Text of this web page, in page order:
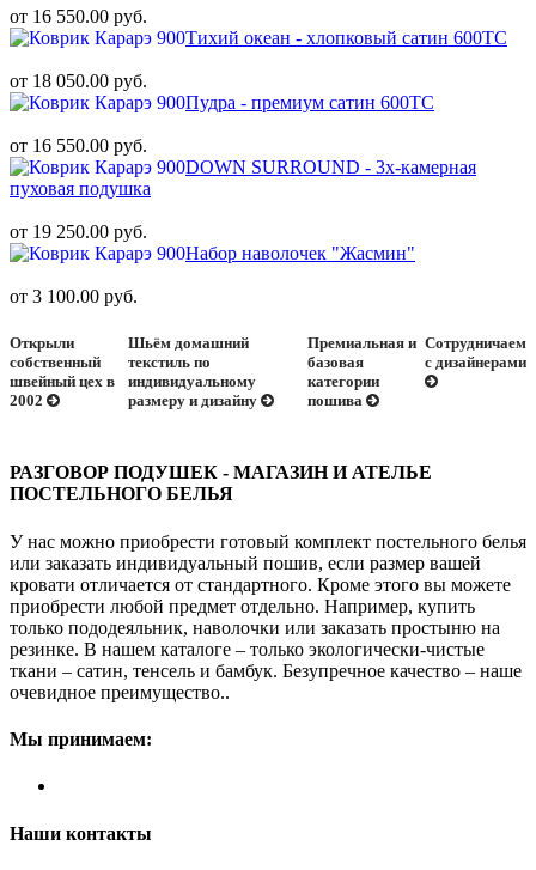
от 16 550.00 руб.
Тихий океан - хлопковый сатин 600ТС
от 18 050.00 руб.
Пудра - премиум сатин 600ТС
от 16 550.00 руб.
DOWN SURROUND - 3х-камерная
пуховая подушка
от 19 250.00 руб.
Набор наволочек "Жасмин"
от 3 100.00 руб.
Открыли
собственный
швейный цех в
2002
Шьём домашний
текстиль по
индивидуальному
размеру и дизайну
Премиальная и
базовая
категории
пошива
Сотрудничаем
с дизайнерами
РАЗГОВОР ПОДУШЕК - МАГАЗИН И АТЕЛЬЕ
ПОСТЕЛЬНОГО БЕЛЬЯ
У нас можно приобрести готовый комплект постельного белья
или заказать индивидуальный пошив, если размер вашей
кровати отличается от стандартного. Кроме этого вы можете
приобрести любой предмет отдельно. Например, купить
только пододеяльник, наволочки или заказать простыню на
резинке. В нашем каталоге – только экологически-чистые
ткани – сатин, тенсель и бамбук. Безупречное качество – наше
очевидное преимущество..
Мы принимаем:
Наши контакты